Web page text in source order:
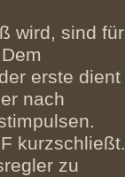
wird, sind für
erste dient
nach
kurzschließt.
zu